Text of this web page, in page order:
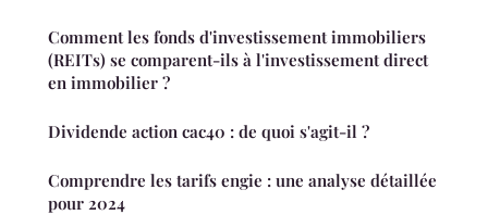
Comment les fonds d'investissement immobiliers
(REITs) se comparent-ils à l'investissement direct
en immobilier ?
Dividende action cac40 : de quoi s'agit-il ?
Comprendre les tarifs engie : une analyse détaillée
pour 2024